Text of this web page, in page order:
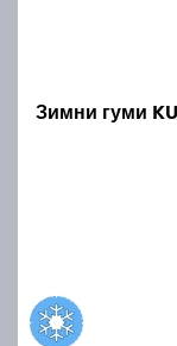
Зимни гуми